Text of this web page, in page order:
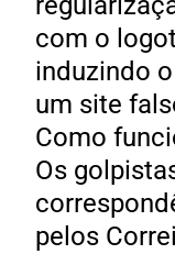
com o
induzindo
um site
Como
Os
pelos